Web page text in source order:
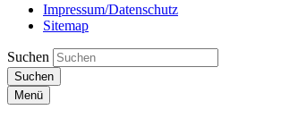
Impressum/Datenschutz
Sitemap
Suchen
Suchen
Menü